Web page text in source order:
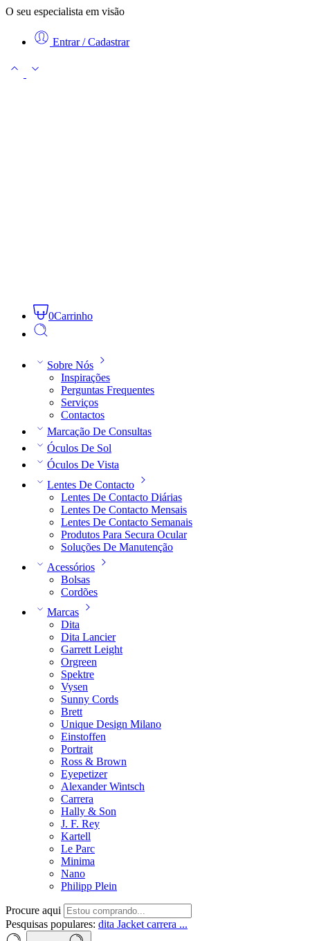
O seu especialista em visão
Entrar / Cadastrar
0Carrinho
Sobre Nós
Inspirações
Perguntas Frequentes
Serviços
Contactos
Marcação De Consultas
Óculos De Sol
Óculos De Vista
Lentes De Contacto
Lentes De Contacto Diárias
Lentes De Contacto Mensais
Lentes De Contacto Semanais
Produtos Para Secura Ocular
Soluções De Manutenção
Acessórios
Bolsas
Cordões
Marcas
Dita
Dita Lancier
Garrett Leight
Orgreen
Spektre
Vysen
Sunny Cords
Brett
Unique Design Milano
Einstoffen
Portrait
Ross & Brown
Eyepetizer
Alexander Wintsch
Carrera
Hally & Son
J. F. Rey
Kartell
Le Parc
Minima
Nano
Philipp Plein
Procure aqui
Pesquisas populares: dita Jacket carrera ...